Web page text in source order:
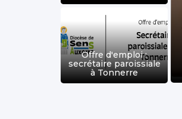
à Tonnerre
un/une secrétaire pour la
Offre d'emploi :
secrétaire paroissiale
à Tonnerre